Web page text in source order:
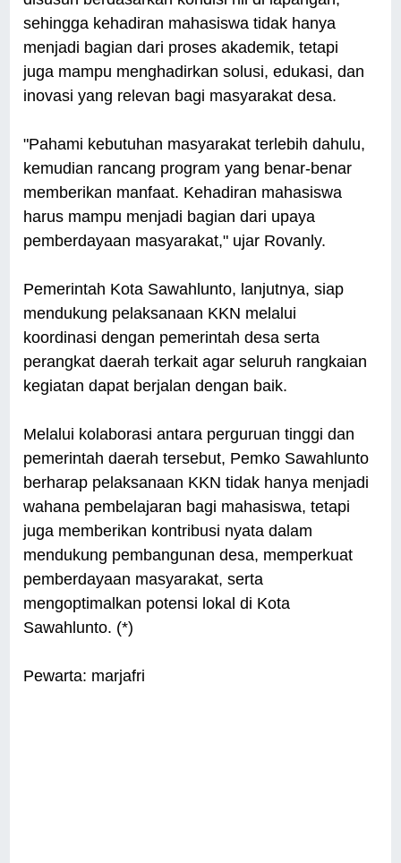
sehingga kehadiran mahasiswa tidak hanya
menjadi bagian dari proses akademik, tetapi
juga mampu menghadirkan solusi, edukasi, dan
inovasi yang relevan bagi masyarakat desa.
"Pahami kebutuhan masyarakat terlebih dahulu,
kemudian rancang program yang benar-benar
memberikan manfaat. Kehadiran mahasiswa
harus mampu menjadi bagian dari upaya
pemberdayaan masyarakat," ujar Rovanly.
Pemerintah Kota Sawahlunto, lanjutnya, siap
mendukung pelaksanaan KKN melalui
koordinasi dengan pemerintah desa serta
perangkat daerah terkait agar seluruh rangkaian
kegiatan dapat berjalan dengan baik.
Melalui kolaborasi antara perguruan tinggi dan
pemerintah daerah tersebut, Pemko Sawahlunto
berharap pelaksanaan KKN tidak hanya menjadi
wahana pembelajaran bagi mahasiswa, tetapi
juga memberikan kontribusi nyata dalam
mendukung pembangunan desa, memperkuat
pemberdayaan masyarakat, serta
mengoptimalkan potensi lokal di Kota
Sawahlunto. (*)
Pewarta: marjafri